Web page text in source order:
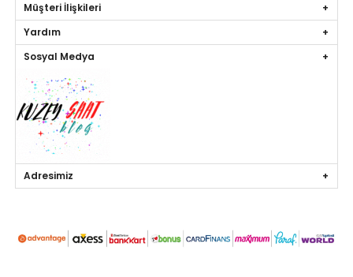
Müşteri İlişkileri
Yardım
Sosyal Medya
Adresimiz